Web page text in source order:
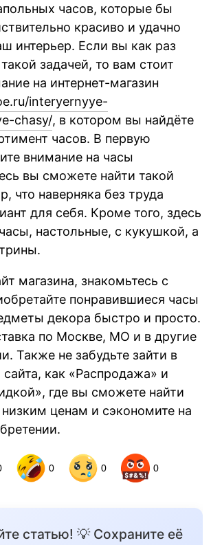
часов, которые бы
красиво и удачно
интерьер. Если вы как раз
задачей, то вам стоит
на интернет-магазин
interyernyye-
chasy/, в котором вы найдёте
часов. В первую
внимание на часы
вы сможете найти такой
что наверняка без труда
для себя. Кроме того, здесь
настольные, с кукушкой, а
магазина, знакомьтесь с
понравившиеся часы
декора быстро и просто.
по Москве, МО и в другие
Также не забудьте зайти в
как «Распродажа» и
где вы сможете найти
ценам и сэкономите на
0 0 0
статью! 💡 Сохраните её